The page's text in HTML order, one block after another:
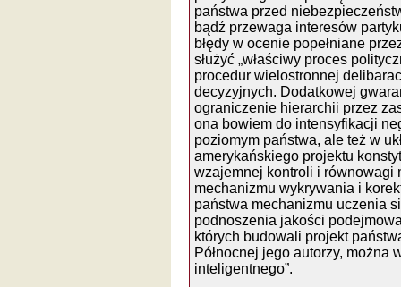
państwa przed
bądź przewaga interesów
błędy w ocenie popełniane
służyć „właściwy proces
procedur wielostronnej
decyzyjnych. Dodatkowej
ograniczenie hierarchii przez
ona bowiem do intensyfikacji
poziomym państwa, ale też w
amerykańskiego projektu
wzajemnej kontroli i równowagi
mechanizmu wykrywania i
państwa mechanizmu uczenia
podnoszenia jakości
których budowali projekt
Północnej jego autorzy, można
inteligentnego”.